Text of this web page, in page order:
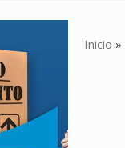
Inicio »